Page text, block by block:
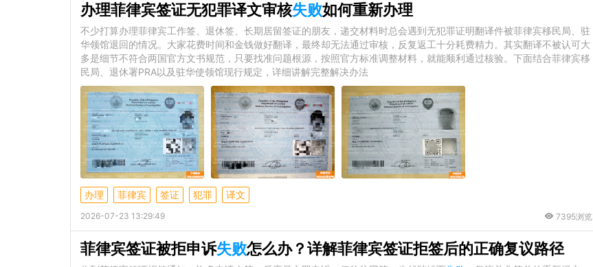
办理菲律宾签证无犯罪译文审核失败如何重新办理
不少打算办理菲律宾工作签、退休签、长期居留签证的朋友，递交材料时总会遇到无犯罪证明翻译件被菲律宾移民局、驻
华领馆退回的情况。大家花费时间和金钱做好翻译，最终却无法通过审核，反复返工十分耗费精力。其实翻译不被认可大
多是细节不符合两国官方文书规范，只要找准问题根源，按照官方标准调整材料，就能顺利通过核验。下面结合菲律宾移
民局、退休署PRA以及驻华使领馆现行规定，详细讲解完整解决办法
办理 菲律宾 签证 犯罪 译文
2026-07-23 13:29:49 7395浏览
菲律宾签证被拒申诉失败怎么办？详解菲律宾签证拒签后的正确复议路径